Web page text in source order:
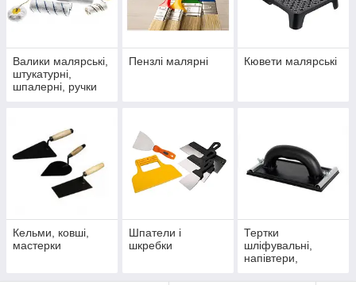
Валики малярські,
штукатурні,
шпалерні, ручки
Пензлі малярні Кювети малярські
Кельми, ковші,
мастерки
Шпатели і
шкребки
Тертки
шліфувальні,
напівтери,